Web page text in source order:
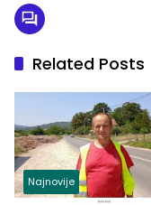
Related Posts
Najnovije